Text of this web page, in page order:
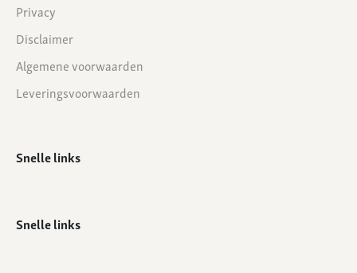
Privacy
Disclaimer
Algemene voorwaarden
Leveringsvoorwaarden
Snelle links
Snelle links